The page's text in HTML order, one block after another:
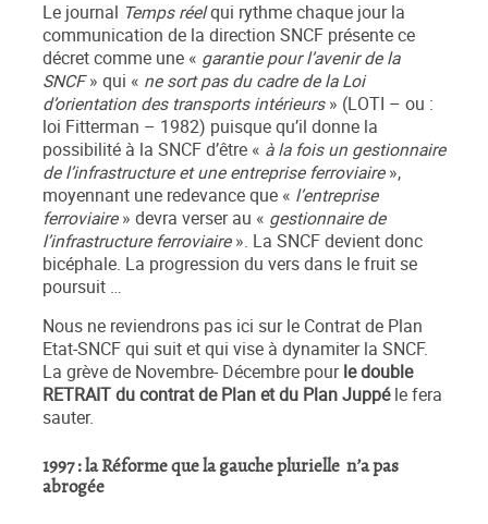
Le journal Temps réelqui rythme chaque jour la
communication de la direction SNCF présente ce
décret comme une « garantie pour l’avenir de la
SNCF» qui « ne sort pas du cadre de la Loi
d’orientation des transports intérieurs» (LOTI – ou :
loi Fitterman – 1982) puisque qu’il donne la
possibilité à la SNCF d’être « à la fois un gestionnaire
de l’infrastructure et une entreprise ferroviaire»,
moyennant une redevance que « l’entreprise
ferroviaire» devra verser au « gestionnaire de
l’infrastructure ferroviaire». La SNCF devient donc
bicéphale. La progression du vers dans le fruit se
poursuit …
Nous ne reviendrons pas ici sur le Contrat de Plan
Etat-SNCF qui suit et qui vise à dynamiter la SNCF.
La grève de Novembre- Décembre pourle double
RETRAIT du contrat de Plan et du Plan Juppéle fera
sauter.
1997 : la Réforme que la gauche plurielle n’a pas
abrogée